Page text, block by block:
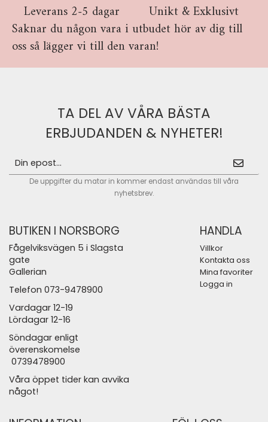
Leverans 2-5 dagar
Unikt & Exklusivt
Saknar du någon vara i utbudet hör av dig till
oss så lägger vi till den varan!
TA DEL AV VÅRA BÄSTA
ERBJUDANDEN & NYHETER!
De uppgifter du matar in kommer endast användas till våra
nyhetsbrev.
BUTIKEN I NORSBORG
Fågelviksvägen 5 i Slagsta
gate
Gallerian
Telefon 073-9478900
Vardagar 12-19
Lördagar 12-16
Söndagar enligt
överenskomelse
0739478900
Våra öppet tider kan avvika
något!
HANDLA
Villkor
Kontakta oss
Mina favoriter
Logga in